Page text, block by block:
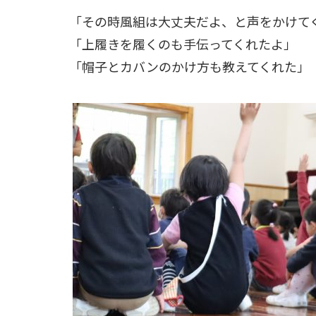
「その時風組は大丈夫だよ、と声をかけて
「上履きを履くのも手伝ってくれたよ」
「帽子とカバンのかけ方も教えてくれた」